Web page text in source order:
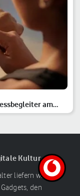
am
Kultur
liefern wir die
den